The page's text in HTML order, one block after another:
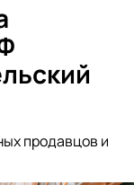
продавцов и